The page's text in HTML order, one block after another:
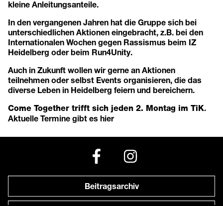
kleine Anleitungsanteile.
In den vergangenen Jahren hat die Gruppe sich bei
unterschiedlichen Aktionen eingebracht, z.B. bei den
Internationalen Wochen gegen Rassismus beim IZ
Heidelberg oder beim Run4Unity.
Auch in Zukunft wollen wir gerne an Aktionen
teilnehmen oder selbst Events organisieren, die das
diverse Leben in Heidelberg feiern und bereichern.
Come Together trifft sich jeden 2. Montag im TiK.
Aktuelle Termine gibt es hier
Beitragsarchiv